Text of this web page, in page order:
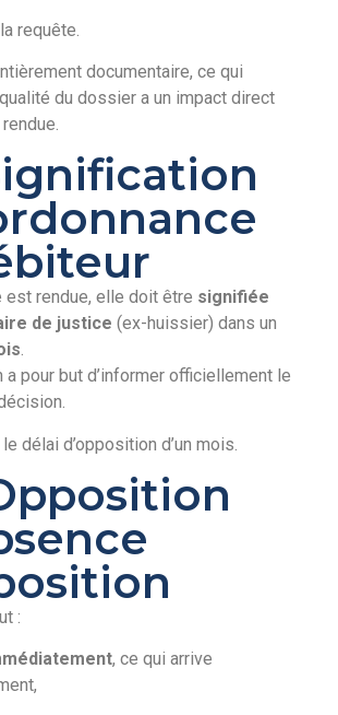
requête.
documentaire, ce qui
du dossier a un impact direct
est rendue, elle doit être signifiée
de justice (ex-huissier) dans un
.
a pour but d’informer officiellement le
délai d’opposition d’un mois.
:
, ce qui arrive